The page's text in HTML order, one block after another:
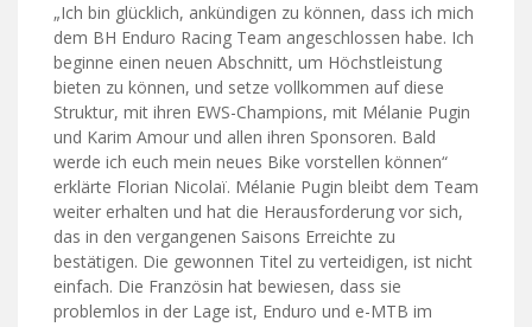
„Ich bin glücklich, ankündigen zu können, dass ich mich
dem BH Enduro Racing Team angeschlossen habe. Ich
beginne einen neuen Abschnitt, um Höchstleistung
bieten zu können, und setze vollkommen auf diese
Struktur, mit ihren EWS-Champions, mit Mélanie Pugin
und Karim Amour und allen ihren Sponsoren. Bald
werde ich euch mein neues Bike vorstellen können“
erklärte Florian Nicolaï. Mélanie Pugin bleibt dem Team
weiter erhalten und hat die Herausforderung vor sich,
das in den vergangenen Saisons Erreichte zu
bestätigen. Die gewonnen Titel zu verteidigen, ist nicht
einfach. Die Französin hat bewiesen, dass sie
problemlos in der Lage ist, Enduro und e-MTB im